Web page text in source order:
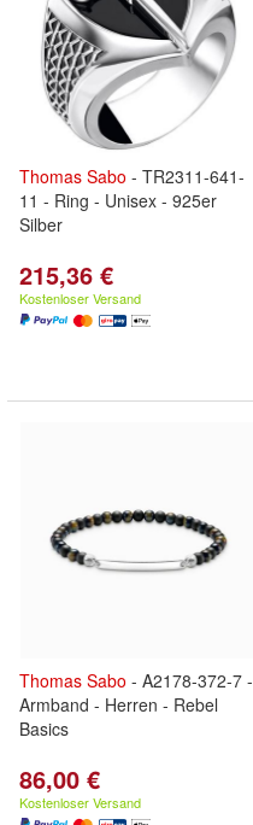
Thomas Sabo - TR2311-641-
11 - Ring - Unisex - 925er
Silber
215,36 €
Kostenloser Versand
Thomas Sabo - A2178-372-7 -
Armband - Herren - Rebel
Basics
86,00 €
Kostenloser Versand